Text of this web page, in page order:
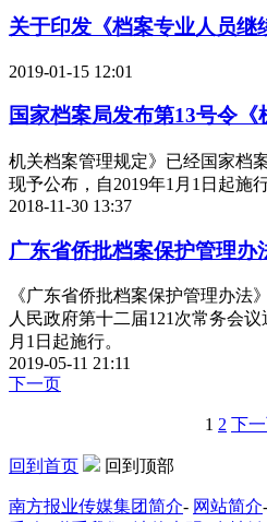
关于印发《档案专业人员继
2019-01-15 12:01
国家档案局发布第13号令《
机关档案管理规定》已经国家档
现予公布，自2019年1月1日起施行
2018-11-30 13:37
广东省侨批档案保护管理办
《广东省侨批档案保护管理办法
人民政府第十二届121次常务会
月1日起施行。
2019-05-11 21:11
下一页
1 2 下
回到首页 回到顶部
南方报业传媒集团简介- 网站简介-